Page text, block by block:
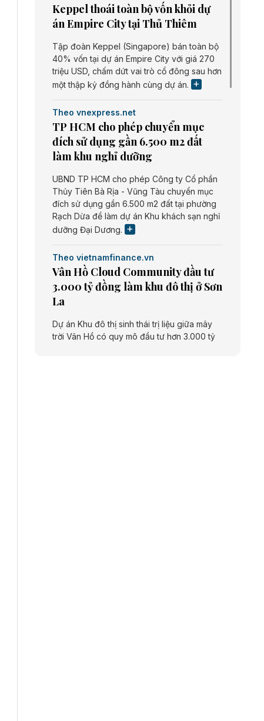
Keppel thoái toàn bộ vốn khỏi dự
án Empire City tại Thủ Thiêm
Tập đoàn Keppel (Singapore) bán toàn bộ
40% vốn tại dự án Empire City với giá 270
triệu USD, chấm dứt vai trò cổ đông sau hơn
một thập kỷ đồng hành cùng dự án.
Theo vnexpress.net
TP HCM cho phép chuyển mục
đích sử dụng gần 6.500 m2 đất
làm khu nghỉ dưỡng
UBND TP HCM cho phép Công ty Cổ phần
Thủy Tiên Bà Rịa - Vũng Tàu chuyển mục
đích sử dụng gần 6.500 m2 đất tại phường
Rạch Dừa để làm dự án Khu khách sạn nghỉ
dưỡng Đại Dương.
Theo vietnamfinance.vn
Vân Hồ Cloud Community đầu tư
3.000 tỷ đồng làm khu đô thị ở Sơn
La
Dự án Khu đô thị sinh thái trị liệu giữa mây
trời Vân Hồ có quy mô đầu tư hơn 3.000 tỷ